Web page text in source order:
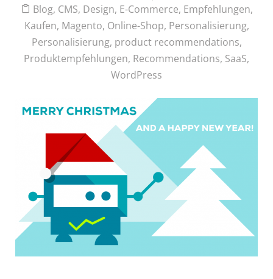
Blog, CMS, Design, E-Commerce, Empfehlungen,
Kaufen, Magento, Online-Shop, Personalisierung,
Personalisierung, product recommendations,
Produktempfehlungen, Recommendations, SaaS,
WordPress